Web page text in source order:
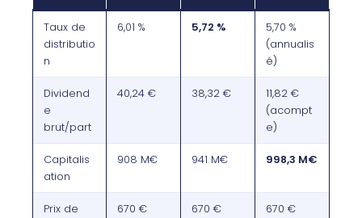
Taux de
distributio
n
6,01 % 5,72 %
5,70 %
(annualis
é)
Dividend
e
brut/part
40,24 € 38,32 €
11,82 €
(acompt
e)
Capitalis
ation
908 M€ 941 M€ 998,3 M€
Prix de
670 € 670 € 670 €